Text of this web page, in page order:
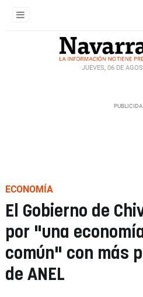
JUEVES, 06 DE
ECONOMÍA
El Gobierno de
por "una
común" con más
de ANEL